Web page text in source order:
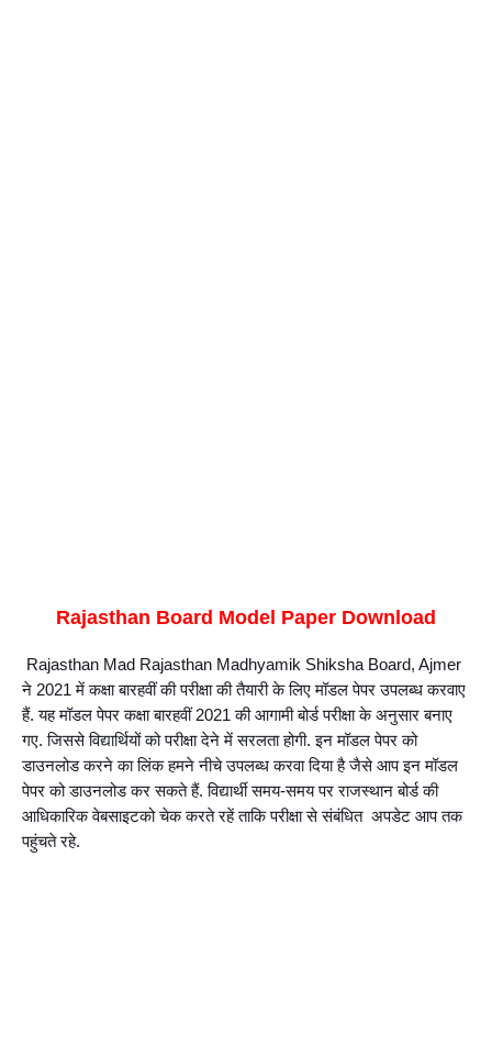
Rajasthan Board Model Paper Download
Rajasthan Mad Rajasthan Madhyamik Shiksha Board, Ajmer
ने 2021 में कक्षा बारहवीं की परीक्षा की तैयारी के लिए मॉडल पेपर उपलब्ध करवाए
हैं. यह मॉडल पेपर कक्षा बारहवीं 2021 की आगामी बोर्ड परीक्षा के अनुसार बनाए
गए. जिससे विद्यार्थियों को परीक्षा देने में सरलता होगी. इन मॉडल पेपर को
डाउनलोड करने का लिंक हमने नीचे उपलब्ध करवा दिया है जैसे आप इन मॉडल
पेपर को डाउनलोड कर सकते हैं. विद्यार्थी समय-समय पर राजस्थान बोर्ड की
आधिकारिक वेबसाइटको चेक करते रहें ताकि परीक्षा से संबंधित  अपडेट आप तक
पहुंचते रहे.